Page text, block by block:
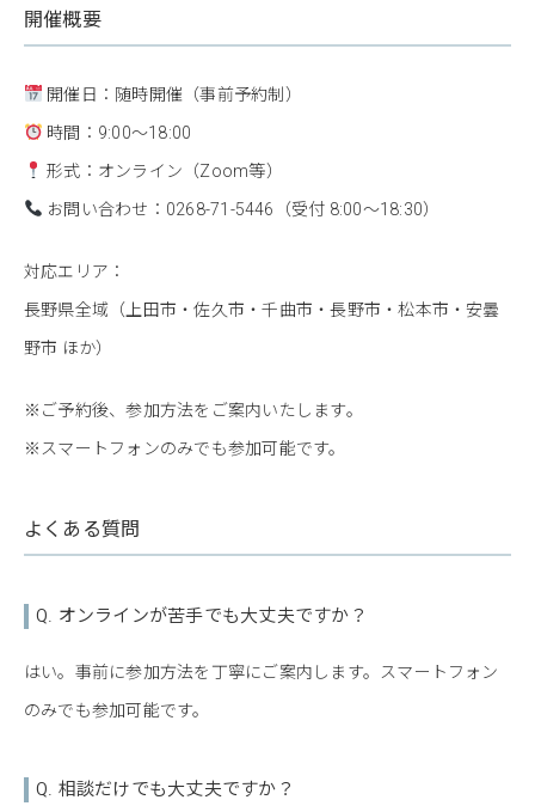
開催概要
開催日：随時開催（事前予約制）
時間：9:00〜18:00
形式：オンライン（Zoom等）
お問い合わせ：0268-71-5446（受付 8:00〜18:30）
対応エリア：
長野県全域（上田市・佐久市・千曲市・長野市・松本市・安曇
野市 ほか）
※ご予約後、参加方法をご案内いたします。
※スマートフォンのみでも参加可能です。
よくある質問
Q. オンラインが苦手でも大丈夫ですか？
はい。事前に参加方法を丁寧にご案内します。スマートフォン
のみでも参加可能です。
Q. 相談だけでも大丈夫ですか？